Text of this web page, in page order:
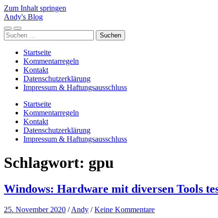
Zum Inhalt springen
Andy's Blog
Mobile-
Menü
Suchfeld
ein-/ausblenden
Suchen
nach:
Startseite
Kommentarregeln
Kontakt
Datenschutzerklärung
Impressum & Haftungsausschluss
Startseite
Kommentarregeln
Kontakt
Datenschutzerklärung
Impressum & Haftungsausschluss
Schlagwort: gpu
Windows: Hardware mit diversen Tools
25. November 2020 /Andy /Keine Kommentare